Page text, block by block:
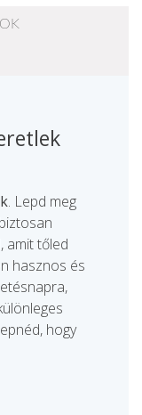
. Lepd meg
amit tőled
hasznos és
hogy